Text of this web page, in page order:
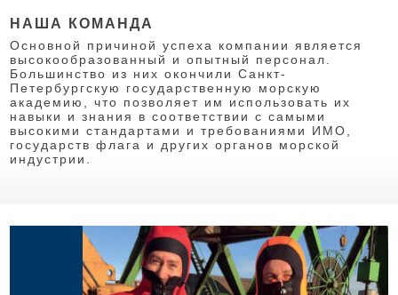
НАША КОМАНДА
Основной причиной успеха компании является
высокообразованный и опытный персонал.
Большинство из них окончили Санкт-
Петербургскую государственную морскую
академию, что позволяет им использовать их
навыки и знания в соответствии с самыми
высокими стандартами и требованиями ИМО,
государств флага и других органов морской
индустрии.